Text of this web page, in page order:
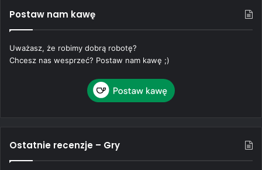
Postaw nam kawę
Uważasz, że robimy dobrą robotę?
Chcesz nas wesprzeć? Postaw nam kawę ;)
Ostatnie recenzje – Gry